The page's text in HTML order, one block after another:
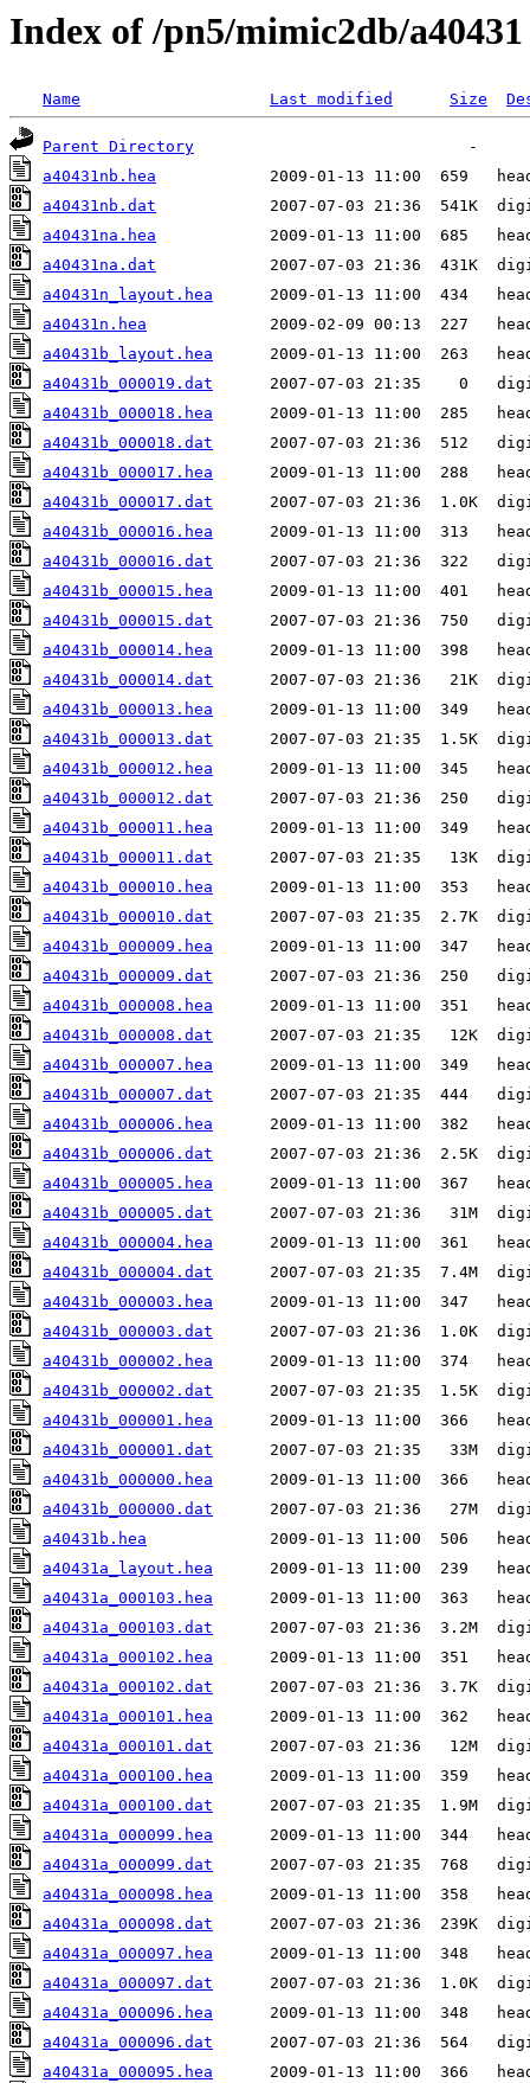
Index of /pn5/mimic2db/a40431
Name Last modified Size
Parent Directory
a40431nb.hea
a40431nb.dat
a40431na.hea
a40431na.dat
a40431n_layout.hea
a40431n.hea
a40431b_layout.hea
a40431b_000019.dat
a40431b_000018.hea
a40431b_000018.dat
a40431b_000017.hea
a40431b_000017.dat
a40431b_000016.hea
a40431b_000016.dat
a40431b_000015.hea
a40431b_000015.dat
a40431b_000014.hea
a40431b_000014.dat
a40431b_000013.hea
a40431b_000013.dat
a40431b_000012.hea
a40431b_000012.dat
a40431b_000011.hea
a40431b_000011.dat
a40431b_000010.hea
a40431b_000010.dat
a40431b_000009.hea
a40431b_000009.dat
a40431b_000008.hea
a40431b_000008.dat
a40431b_000007.hea
a40431b_000007.dat
a40431b_000006.hea
a40431b_000006.dat
a40431b_000005.hea
a40431b_000005.dat
a40431b_000004.hea
a40431b_000004.dat
a40431b_000003.hea
a40431b_000003.dat
a40431b_000002.hea
a40431b_000002.dat
a40431b_000001.hea
a40431b_000001.dat
a40431b_000000.hea
a40431b_000000.dat
a40431b.hea
a40431a_layout.hea
a40431a_000103.hea
a40431a_000103.dat
a40431a_000102.hea
a40431a_000102.dat
a40431a_000101.hea
a40431a_000101.dat
a40431a_000100.hea
a40431a_000100.dat
a40431a_000099.hea
a40431a_000099.dat
a40431a_000098.hea
a40431a_000098.dat
a40431a_000097.hea
a40431a_000097.dat
a40431a_000096.hea
a40431a_000096.dat
a40431a_000095.hea